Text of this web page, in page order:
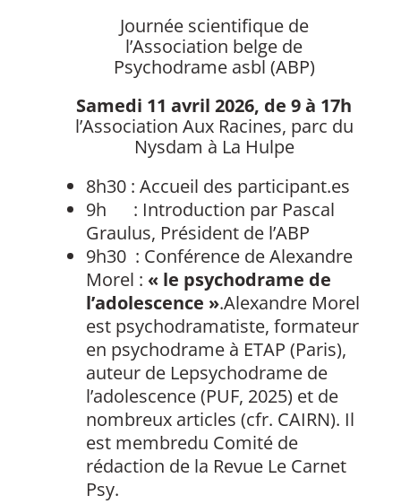
Journée scientifique de
l’Association belge de
Psychodrame asbl (ABP)
Samedi 11 avril 2026, de 9 à 17h
l’Association Aux Racines, parc du
Nysdam à La Hulpe
8h30 : Accueil des participant.es
9h : Introduction par Pascal
Graulus, Président de l’ABP
9h30 : Conférence de Alexandre
Morel : « le psychodrame de
l’adolescence ».Alexandre Morel
est psychodramatiste, formateur
en psychodrame à ETAP (Paris),
auteur de Lepsychodrame de
l’adolescence (PUF, 2025) et de
nombreux articles (cfr. CAIRN). Il
est membredu Comité de
rédaction de la Revue Le Carnet
Psy.